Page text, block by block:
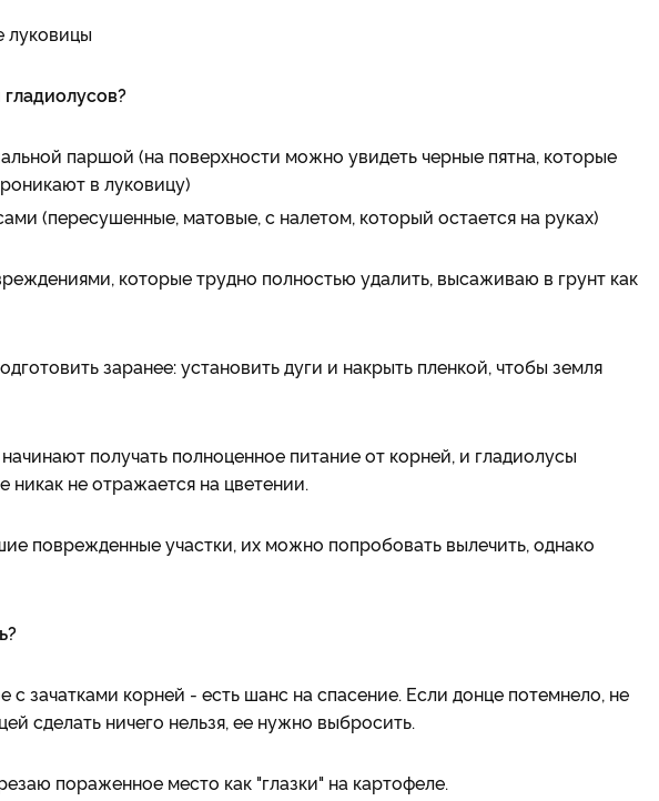
луковицы
паршой (на поверхности можно увидеть черные пятна, которые
в луковицу)
(пересушенные, матовые, с налетом, который остается на руках)
которые трудно полностью удалить, высаживаю в грунт как
заранее: установить дуги и накрыть пленкой, чтобы земля
получать полноценное питание от корней, и гладиолусы
не отражается на цветении.
поврежденные участки, их можно попробовать вылечить, однако
с зачатками корней - есть шанс на спасение. Если донце потемнело, не
сделать ничего нельзя, ее нужно выбросить.
пораженное место как "глазки" на картофеле.